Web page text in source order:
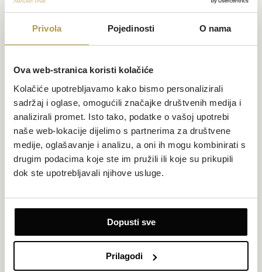
Privola Pojedinosti O nama
Ova web-stranica koristi kolačiće
Kolačiće upotrebljavamo kako bismo personalizirali
sadržaj i oglase, omogućili značajke društvenih medija i
analizirali promet. Isto tako, podatke o vašoj upotrebi
naše web-lokacije dijelimo s partnerima za društvene
medije, oglašavanje i analizu, a oni ih mogu kombinirati s
drugim podacima koje ste im pružili ili koje su prikupili
dok ste upotrebljavali njihove usluge.
Dopusti sve
Prilagodi
Testament i večeri u stilu švedskog stola u tvrđavi Barone, jednoj
od četiriju tvrđava grada Šibenika.
POVEZANE VIJESTI